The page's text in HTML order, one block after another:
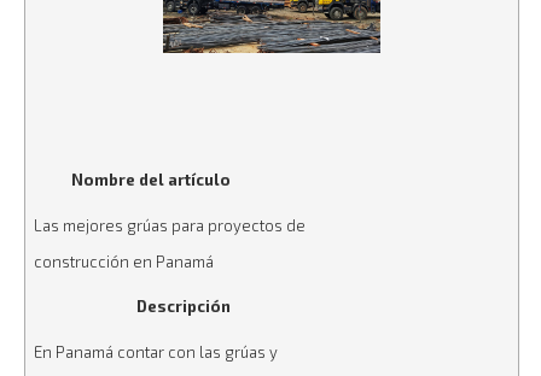
Nombre del artículo
Las mejores grúas para proyectos de
construcción en Panamá
Descripción
En Panamá contar con las grúas y